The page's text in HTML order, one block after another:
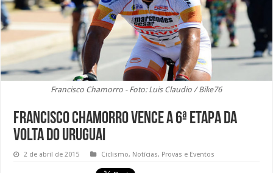
Francisco Chamorro - Foto: Luis Claudio / Bike76
Francisco Chamorro vence a 6ª etapa da
Volta do Uruguai
2 de abril de 2015 Ciclismo, Notícias, Provas e Eventos